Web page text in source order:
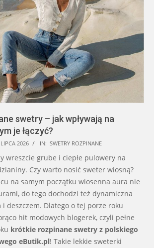
swetry – jak wpływają na
je łączyć?
2026 IN: SWETRY ROZPINANE
wreszcie grube i ciepłe pulowery na
Czy warto nosić sweter wiosną?
na samym początku wiosenna aura nie
do tego dochodzi też dynamiczna
deszczem. Dlatego o tej porze roku
hit modowych blogerek, czyli pełne
krótkie rozpinane swetry z polskiego
eButik.pl! Takie lekkie sweterki